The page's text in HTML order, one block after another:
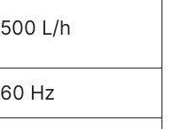
500 L/h
60 Hz